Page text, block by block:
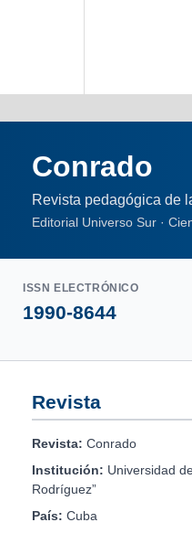
Conrado
Revista pedagógica de
Editorial Universo Sur ·
ISSN ELECTRÓNICO
1990-8644
Revista
Revista: Conrado
Institución: Universidad
Rodríguez”
País: Cuba